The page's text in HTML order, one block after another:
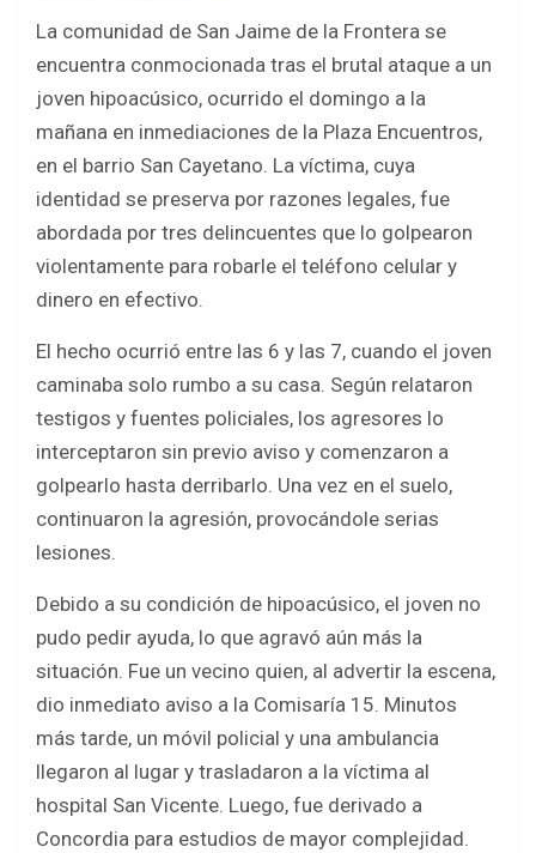
ce
b
o
o
k
tt
er
at
s
A
p
p
ar
e
La comunidad de San Jaime de la Frontera se
encuentra conmocionada tras el brutal ataque a un
joven hipoacúsico, ocurrido el domingo a la
mañana en inmediaciones de la Plaza Encuentros,
en el barrio San Cayetano. La víctima, cuya
identidad se preserva por razones legales, fue
abordada por tres delincuentes que lo golpearon
violentamente para robarle el teléfono celular y
dinero en efectivo.
El hecho ocurrió entre las 6 y las 7, cuando el joven
caminaba solo rumbo a su casa. Según relataron
testigos y fuentes policiales, los agresores lo
interceptaron sin previo aviso y comenzaron a
golpearlo hasta derribarlo. Una vez en el suelo,
continuaron la agresión, provocándole serias
lesiones.
Debido a su condición de hipoacúsico, el joven no
pudo pedir ayuda, lo que agravó aún más la
situación. Fue un vecino quien, al advertir la escena,
dio inmediato aviso a la Comisaría 15. Minutos
más tarde, un móvil policial y una ambulancia
llegaron al lugar y trasladaron a la víctima al
hospital San Vicente. Luego, fue derivado a
Concordia para estudios de mayor complejidad.